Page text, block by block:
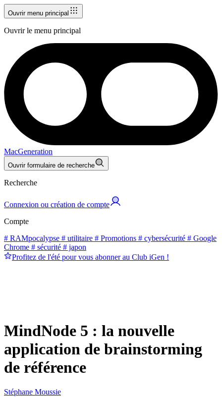
Ouvrir menu principal
Ouvrir le menu principal
MacGeneration
Ouvrir formulaire de recherche
Recherche
Connexion ou création de compte
Compte
# RAMpocalypse # utilitaire # Promotions # cybersécurité # Google
Chrome # sécurité # japon
Profitez de l'été pour vous abonner au Club iGen !
MindNode 5 : la nouvelle
application de brainstorming
de référence
Stéphane Moussie